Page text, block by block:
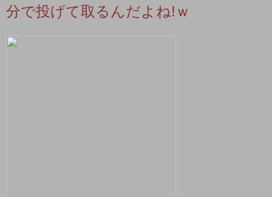
分で投げて取るんだよね!ｗ